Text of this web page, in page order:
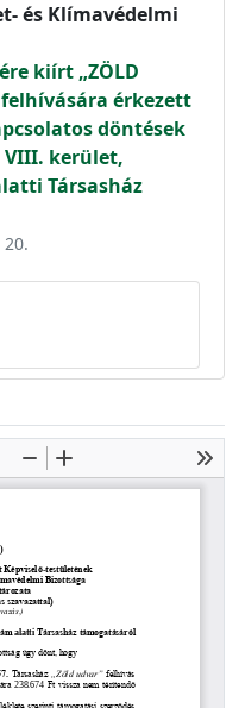
és Klímavédelmi
kiírt „ZÖLD
érkezett
döntések
VIII. kerület,
Társasház